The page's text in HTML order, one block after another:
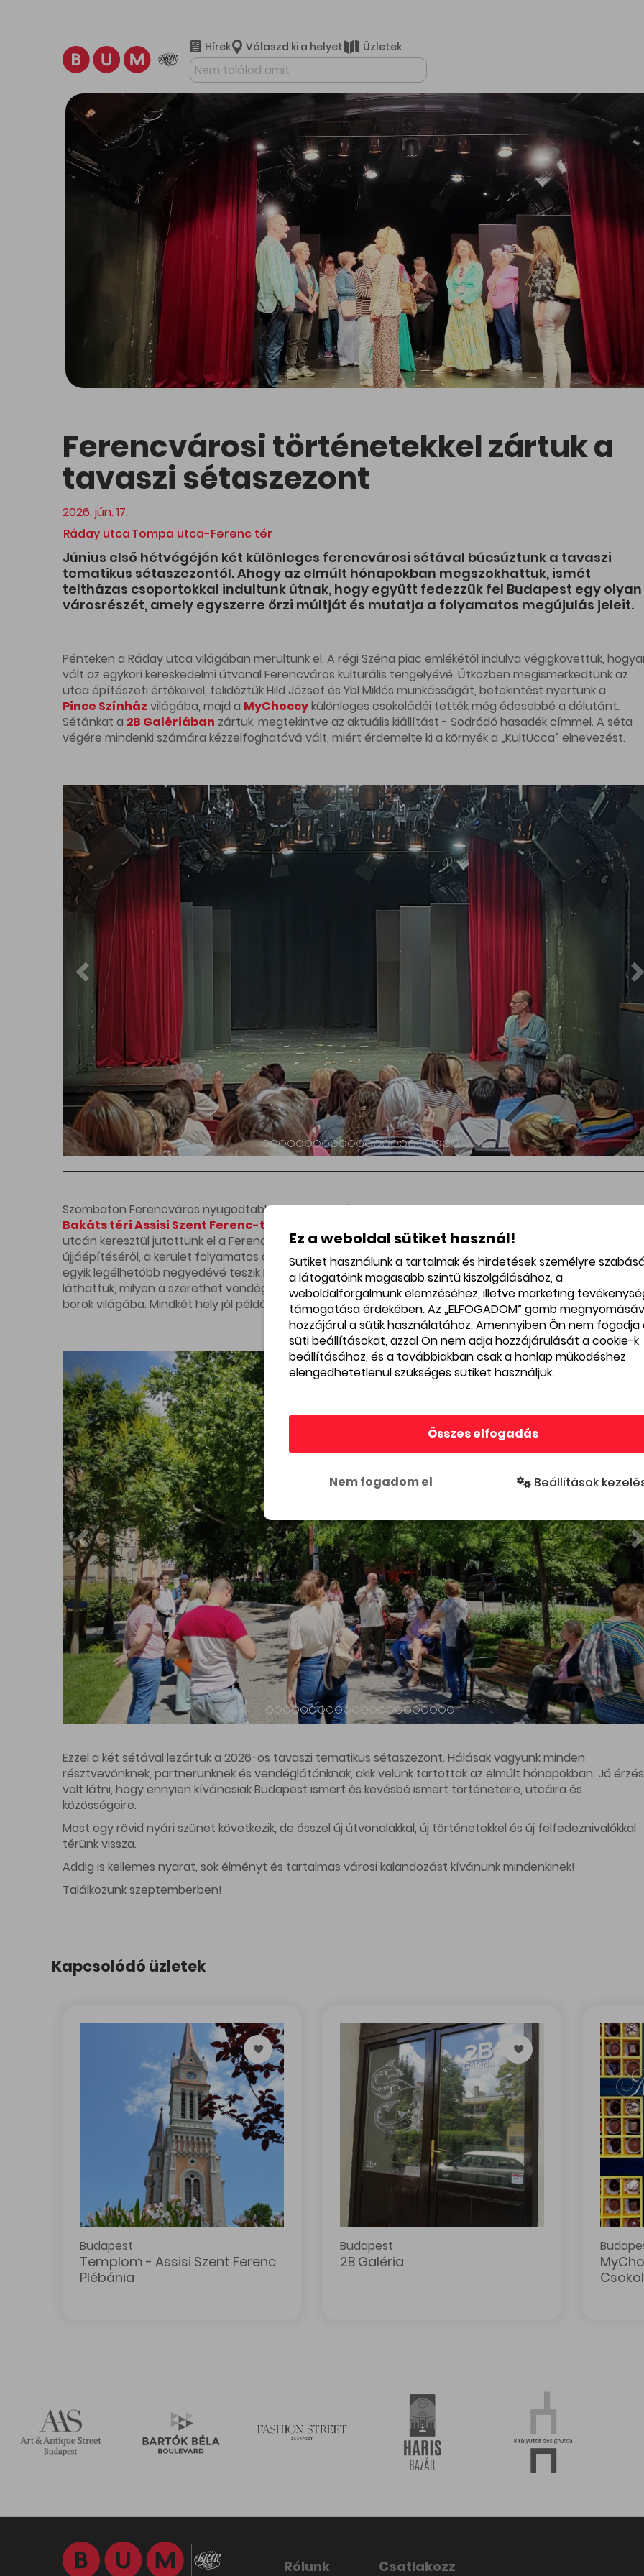
Hírek Válaszd ki a helyet Üzletek
További találatok
Ferencvárosi történetekkel zártuk a
tavaszi sétaszezont
2026. jún. 17.
Ráday utcaTompa utca-Ferenc tér
Június első hétvégéjén két különleges ferencvárosi sétával búcsúztunk a tavaszi
tematikus sétaszezontól. Ahogy az elmúlt hónapokban megszokhattuk, ismét
teltházas csoportokkal indultunk útnak, hogy együtt fedezzük fel Budapest egy olyan
városrészét, amely egyszerre őrzi múltját és mutatja a folyamatos megújulás jeleit.
Pénteken a Ráday utca világában merültünk el. A régi Széna piac emlékétől indulva végigkövettük,
vált az egykori kereskedelmi útvonal Ferencváros kulturális tengelyévé. Útközben megismerkedtünk az
utca építészeti értékeivel, felidéztük Hild József és Ybl Miklós munkásságát, betekintést nyertünk a
Pince Színház világába, majd a MyChoccykülönleges csokoládéi tették még édesebbé a délutánt.
Sétánkat a 2B Galériában zártuk, megtekintve az aktuális kiállítást - Sodródó hasadék címmel. A séta
végére mindenki számára kézzelfoghatóvá vált, miért érdemelte ki a környék a „KultUcca” elnevezést.
Szombaton Ferencváros nyugodtabb, zöldebb arcát fedeztük fel. A
Bakáts téri Assisi Szent Ferenc-templomfalai között kezdtük utunkat, majd a hangulatos Tompa
utcán keresztül jutottunk el a Ferenc térre. A séta során szó esett az 1838-as árvízről, a városrész
újjáépítéséről, a kerület folyamatos átalakulásáról és azokról a közösségi terekről, amelyek ma Budapest
egyik legélhetőbb negyedévé teszik Ferencvárost. Külön öröm volt ellátogatni a
Tompa utca 17
láthattuk, milyen a szerethet vendéglátás és a
is, ahol betekintést nyertünk a portugál
borok világába. Mindkét hely jól példázza a városrész mai kreatív és közösségépítő szellemiségét.
Ezzel a két sétával lezártuk a 2026-os tavaszi tematikus sétaszezont. Hálásak vagyunk minden
résztvevőnknek, partnerünknek és vendéglátónknak, akik velünk tartottak az elmúlt hónapokban. Jó érzés
volt látni, hogy ennyien kíváncsiak Budapest ismert és kevésbé ismert történeteire, utcáira és
közösségeire.
Most egy rövid nyári szünet következik, de ősszel új útvonalakkal, új történetekkel és új felfedeznivalókkal
térünk vissza.
Addig is kellemes nyarat, sok élményt és tartalmas városi kalandozást kívánunk mindenkinek!
Találkozunk szeptemberben!
Kapcsolódó üzletek
Budapest
Templom - Assisi Szent Ferenc
Plébánia
Templom - Assisi Szent Ferenc Plébánia
2B Galéria
2B Galéria
BEVÁSÁRLÓ ÉS TEMAIKUS UTCÁK
Rólunk
Sajtókapcsolat
Csatlakozz
Jelenítsd meg eseményeidet
Ez a weboldal sütiket használ!
Sütiket használunk a tartalmak és hirdetések személyre
a látogatóink magasabb szintű kiszolgálásához, a
weboldalforgalmunk elemzéséhez, illetve marketing
támogatása érdekében. Az „ELFOGADOM” gomb
hozzájárul a sütik használatához. Amennyiben Ön nem fogadja
süti beállításokat, azzal Ön nem adja hozzájárulását a cookie-k
beállításához, és a továbbiakban csak a honlap működéshez
elengedhetetlenül szükséges sütiket használjuk.
Összes elfogadás
Nem fogadom el Beállítások